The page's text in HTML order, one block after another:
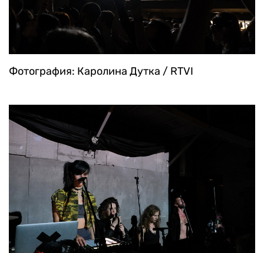
Фотография: Каролина Дутка / RTVI